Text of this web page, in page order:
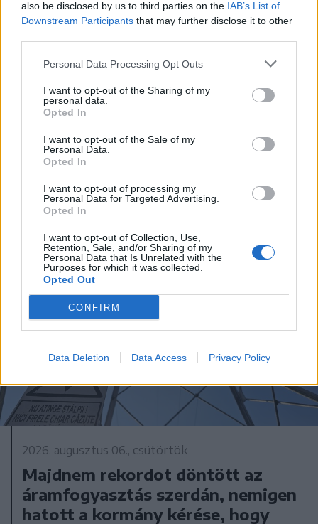
also be disclosed by us to third parties on the IAB’s List of
Downstream Participants that may further disclose it to other
Personal Data Processing Opt Outs
I want to opt-out of the Sharing of my
personal data.
Opted In
I want to opt-out of the Sale of my
Personal Data.
Opted In
I want to opt-out of processing my
Personal Data for Targeted Advertising.
Opted In
I want to opt-out of Collection, Use,
Retention, Sale, and/or Sharing of my
Personal Data that Is Unrelated with the
Purposes for which it was collected.
Opted Out
CONFIRM
Data Deletion Data Access Privacy Policy
Nőileg
A rovat további cikkei
2026. augusztus 06., csütörtök
Majdnem rekordot döntött az
áramfogyasztás szerdán, nemigen
hatott a kormány kérése, hogy